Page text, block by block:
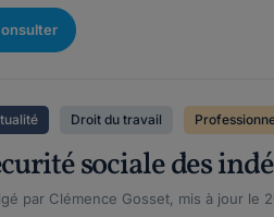
Droit du travail
sociale des
par Clémence Gosset, mis à jour le